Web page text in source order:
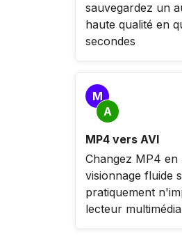
sauvegardez un
haute qualité en
secondes
M
A
MP4 vers AVI
Changez MP4
visionnage fluide
pratiquement
lecteur multimédia